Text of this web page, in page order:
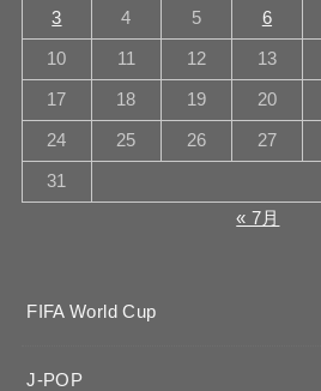
3 4 5 6
10 11 12 13
17 18 19 20
24 25 26 27
31
« 7月
FIFA World Cup
J-POP